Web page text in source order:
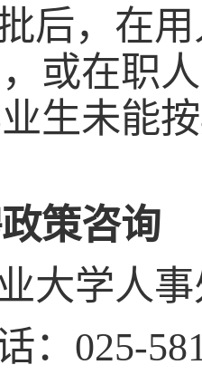
后，在
或在职
生未能
策咨询
大学人
： 025-